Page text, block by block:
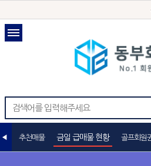
추천매물 금일 급매물 현황 골프회원